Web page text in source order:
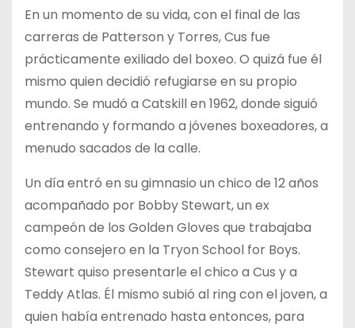
En un momento de su vida, con el final de las
carreras de Patterson y Torres, Cus fue
prácticamente exiliado del boxeo. O quizá fue él
mismo quien decidió refugiarse en su propio
mundo. Se mudó a Catskill en 1962, donde siguió
entrenando y formando a jóvenes boxeadores, a
menudo sacados de la calle.
Un día entró en su gimnasio un chico de 12 años
acompañado por Bobby Stewart, un ex
campeón de los Golden Gloves que trabajaba
como consejero en la Tryon School for Boys.
Stewart quiso presentarle el chico a Cus y a
Teddy Atlas. Él mismo subió al ring con el joven, a
quien había entrenado hasta entonces, para